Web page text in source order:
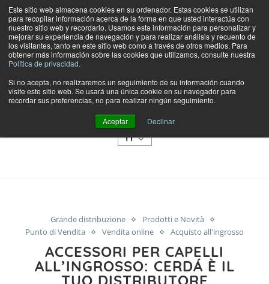
Este sitio web almacena cookies en su ordenador. Estas cookies se utilizan
para recopilar información acerca de la forma en que usted interactúa con
nuestro sitio web y recordarlo. Usamos esta información para personalizar y
mejorar su experiencia de navegación y para realizar análisis y recuento de
los visitantes, tanto en este sitio web como a través de otros medios. Para
obtener más información sobre las cookies que utilizamos, consulte nuestra
Política de privacidad.
Si no acepta, no realizaremos un seguimiento de su información cuando
visite este sitio web. Se usará una única cookie en su navegador para
recordar sus preferencias, no para realizar ningún seguimiento.
Aceptar Declinar
NEGOZIO
CATEGORIE
IT
Grande distribuzione
Prodotti e Novità
Punto di Vendita
Vendita online Acquisto all'ingrosso
ACCESSORI PER CAPELLI
ALL’INGROSSO: CERDÁ È IL